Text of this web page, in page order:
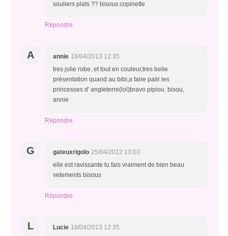
souliers plats ?? bisous copinette
Répondre
A annie 18/04/2013 12:35
tres jolie robe, et tout en couleur,tres belle
présentation quand au bibi,a faire palir les
princesses d' angleterre(lol)bravo pipiou. bisou,
annie
Répondre
G gateuxrigolo 25/04/2012 13:03
elle est ravissante tu fais vraiment de bien beau
vetements bisous
Répondre
L Lucie 18/04/2013 12:35